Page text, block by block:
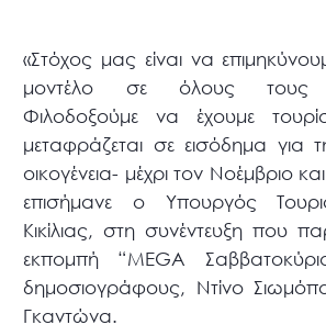
«Στόχος μας είναι να
μοντέλο σε όλους τους
Φιλοδοξούμε να έχουμε
μεταφράζεται σε εισόδημα για
οικογένεια- μέχρι τον Νοέμβριο
επισήμανε ο Υπουργός
Κικίλιας, στη συνέντευξη που
εκπομπή “MEGA
δημοσιογράφους, Ντίνο
Γκαντώνα.